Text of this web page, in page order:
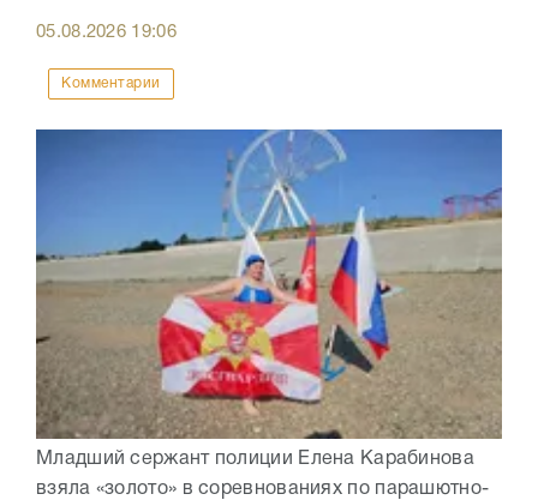
05.08.2026 19:06
Комментарии
Младший сержант полиции Елена Карабинова
взяла «золото» в соревнованиях по парашютно-